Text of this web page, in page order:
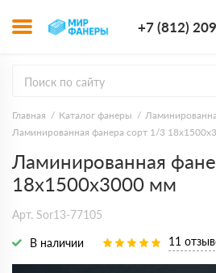
+7 (812)
Главная Каталог фанеры
Ламинированная фанера сорт 1/3
Ламинированная
18х1500х3000 мм
Арт. Sor13-77105
В наличии 11